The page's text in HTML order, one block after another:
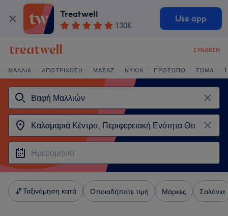
Treatwell
130K
Use app
ΣΎΝΔΕΣΗ
ΜΑΛΛΙΆ ΑΠΟΤΡΊΧΩΣΗ ΜΑΣΆΖ ΝΎΧΙΑ ΠΡΌΣΩΠΟ ΣΏΜΑ
Ταξινόμηση κατά Οποιαδήποτε τιμή Μάρκες Σαλόνια